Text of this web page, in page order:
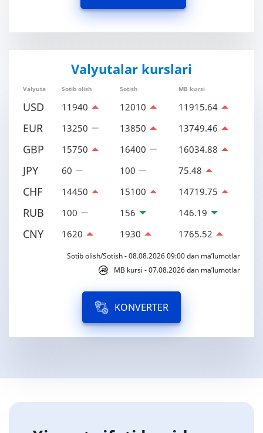
Valyutalar kurslari
Valyuta Sotib olish Sotish MB kursi
USD 11940 12010 11915.64
EUR 13250 13850 13749.46
GBP 15750 16400 16034.88
JPY 60 100 75.48
CHF 14450 15100 14719.75
RUB 100 156 146.19
CNY 1620 1930 1765.52
Sotib olish/Sotish - 08.08.2026 09:00 dan ma’lumotlar
MB kursi - 07.08.2026 dan ma’lumotlar
KONVERTER